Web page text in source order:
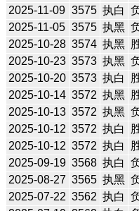
2025-11-09 3575 执白
2025-11-05 3575 执黑
2025-10-28 3574 执黑
2025-10-23 3573 执黑
2025-10-20 3573 执白
2025-10-14 3572 执黑
2025-10-13 3572 执黑
2025-10-12 3572 执白
2025-10-12 3572 执白
2025-09-19 3568 执白
2025-08-27 3565 执黑
2025-07-22 3562 执白